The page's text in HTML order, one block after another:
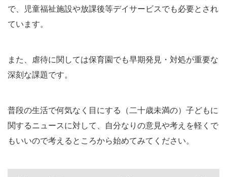
で、児童福祉施設や放課後等デイサービスでも必要とされ
ています。
また、虐待に関しては保育園でも早期発見・対処が重要な
深刻な課題です。
普段の生活で何気なく目にする（二十歳未満の）子どもに
関するニュースに対して、自分なりの意見や考えを軽くで
もいいので考えるところから始めてみてください。